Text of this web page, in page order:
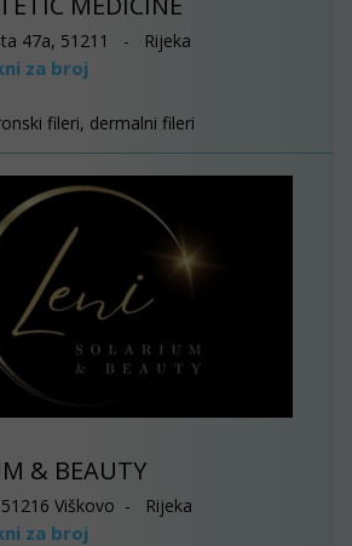
47a, 51211 - Rijeka
za broj
fileri, dermalni fileri
& BEAUTY
Viškovo - Rijeka
za broj